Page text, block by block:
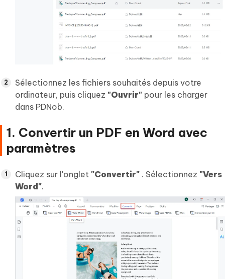
Sélectionnez les fichiers souhaités depuis votre
ordinateur, puis cliquez "Ouvrir" pour les charger
dans PDNob.
1. Convertir un PDF en Word avec
paramètres
Cliquez sur l'onglet "Convertir" . Sélectionnez "Vers
Word".